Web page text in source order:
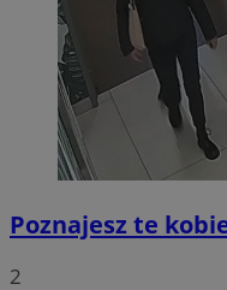
Poznajesz te
2